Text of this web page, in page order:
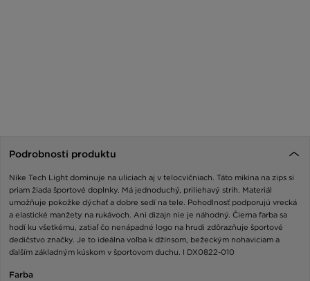
Podrobnosti produktu
Nike Tech Light dominuje na uliciach aj v telocvičniach. Táto mikina na zips si
priam žiada športové doplnky. Má jednoduchý, priliehavý strih. Materiál
umožňuje pokožke dýchať a dobre sedí na tele. Pohodlnosť podporujú vrecká
a elastické manžety na rukávoch. Ani dizajn nie je náhodný. Čierna farba sa
hodí ku všetkému, zatiaľ čo nenápadné logo na hrudi zdôrazňuje športové
dedičstvo značky. Je to ideálna voľba k džínsom, bežeckým nohaviciam a
ďalším základným kúskom v športovom duchu. I DX0822-010
Farba